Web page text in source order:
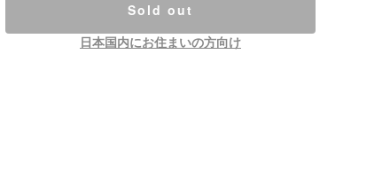
Sold out
日本国内にお住まいの方向け